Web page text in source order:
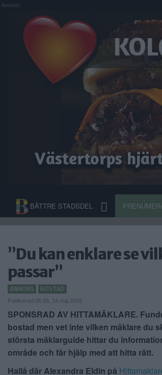
Annons:
BÄTTRE STADSDEL
”Du kan enklare se
passar”
ANNONS BOSTAD
Publicerad 05:58, 14 maj 2016
SPONSRAD AV HITTAMÄKLARE.
bostad men vet inte vilken mäklare du
största mäklarguide hittar du
område och får hjälp med att hitta rätt.
Hallå där Alexandra Eldin på